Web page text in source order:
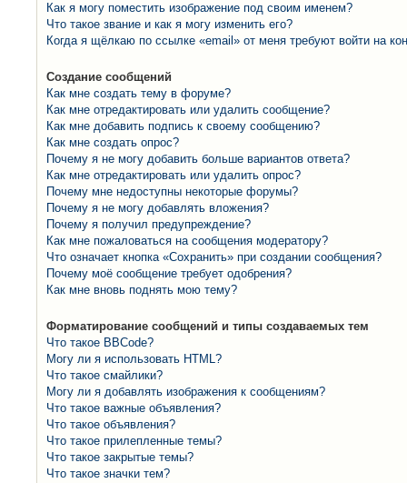
Как я могу поместить изображение под своим именем?
Что такое звание и как я могу изменить его?
Когда я щёлкаю по ссылке «email» от меня требуют войти на
Создание сообщений
Как мне создать тему в форуме?
Как мне отредактировать или удалить сообщение?
Как мне добавить подпись к своему сообщению?
Как мне создать опрос?
Почему я не могу добавить больше вариантов ответа?
Как мне отредактировать или удалить опрос?
Почему мне недоступны некоторые форумы?
Почему я не могу добавлять вложения?
Почему я получил предупреждение?
Как мне пожаловаться на сообщения модератору?
Что означает кнопка «Сохранить» при создании сообщения?
Почему моё сообщение требует одобрения?
Как мне вновь поднять мою тему?
Форматирование сообщений и типы создаваемых тем
Что такое BBCode?
Могу ли я использовать HTML?
Что такое смайлики?
Могу ли я добавлять изображения к сообщениям?
Что такое важные объявления?
Что такое объявления?
Что такое прилепленные темы?
Что такое закрытые темы?
Что такое значки тем?